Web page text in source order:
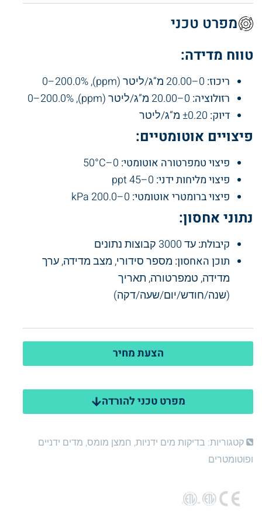
מפרט טכני
טווח מדידה:
ריכוז:
רזולוציה:
דיוק:
פיצויים אוטומטיים:
פיצוי טמפרטורה אוטומטי:
פיצוי מליחות ידני:
פיצוי ברומטרי אוטומטי:
נתוני אחסון:
קיבולת:עד 3000 קבוצות נתונים
תוכן האחסון: מספר סידורי, מצב מדידה, ערך
מדידה, טמפרטורה, תאריך
(שנה/חודש/יום/שעה/דקה)
הצעת מחיר
מפרט טכני להורדה
קטגוריות: בדיקות מים ידניות, חמצן מומס, מדים ידניים
ופוטומטרים